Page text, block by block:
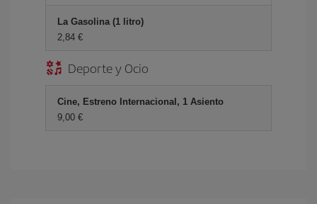
La Gasolina (1 litro)
2,84 €
Deporte y Ocio
Cine, Estreno Internacional, 1 Asiento
9,00 €